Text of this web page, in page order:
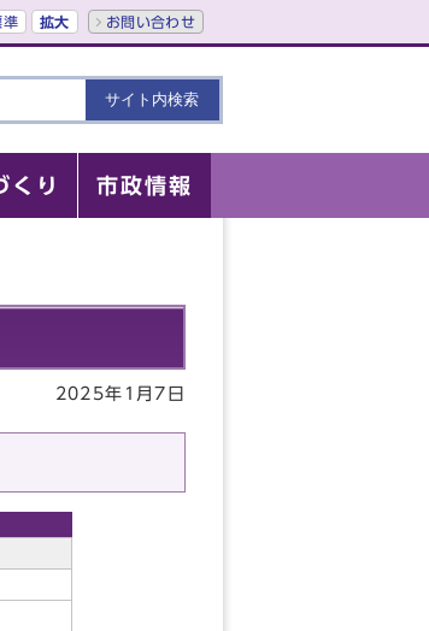
準 拡大 お問い合わせ
くり 市政情報
2025年1月7日